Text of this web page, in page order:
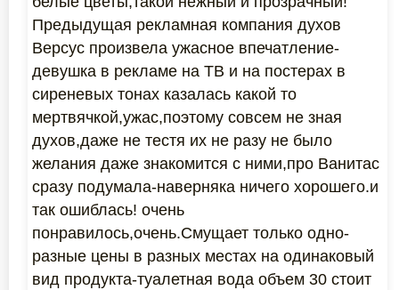
Предыдущая рекламная компания духов
Версус произвела ужасное впечатление-
девушка в рекламе на ТВ и на постерах в
сиреневых тонах казалась какой то
мертвячкой,ужас,поэтому совсем не зная
духов,даже не тестя их не разу не было
желания даже знакомится с ними,про Ванитас
сразу подумала-наверняка ничего хорошего.и
так ошиблась! очень
понравилось,очень.Смущает только одно-
разные цены в разных местах на одинаковый
вид продукта-туалетная вода объем 30 стоит